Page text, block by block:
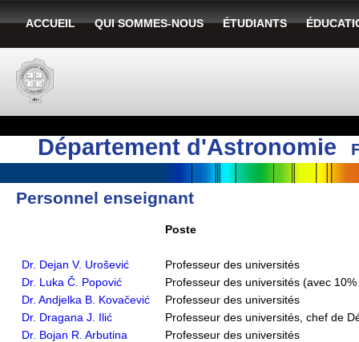
ACCUEIL QUI SOMMES-NOUS ÉTUDIANTS
Département d'Astronomie
Personnel enseignant
Poste
Dr. Dejan V. Urošević
Professeur des universités
Dr. Luka Č. Popović
Professeur des universités (avec
Dr. Andjelka B. Kovačević
Professeur des universités
Dr. Dragana J. Ilić
Professeur des universités, chef de
Dr. Bojan R. Arbutina
Professeur des universités